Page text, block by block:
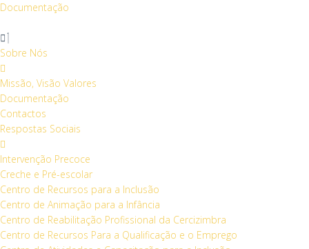
Documentação
Sobre Nós
Missão, Visão Valores
Documentação
Contactos
Respostas Sociais
Intervenção Precoce
Creche e Pré-escolar
Centro de Recursos para a Inclusão
Centro de Animação para a Infância
Centro de Reabilitação Profissional da Cercizimbra
Centro de Recursos Para a Qualificação e o Emprego